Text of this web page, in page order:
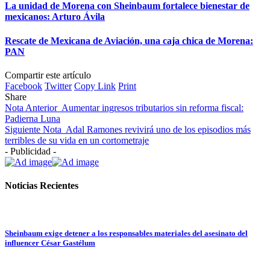
La unidad de Morena con Sheinbaum fortalece bienestar de
mexicanos: Arturo Ávila
Rescate de Mexicana de Aviación, una caja chica de Morena:
PAN
Compartir este artículo
Facebook Twitter Copy Link Print
Share
Nota Anterior Aumentar ingresos tributarios sin reforma fiscal:
Padierna Luna
Siguiente Nota Adal Ramones revivirá uno de los episodios más
terribles de su vida en un cortometraje
- Publicidad -
Noticias Recientes
Sheinbaum exige detener a los responsables materiales del asesinato del
influencer César Gastélum